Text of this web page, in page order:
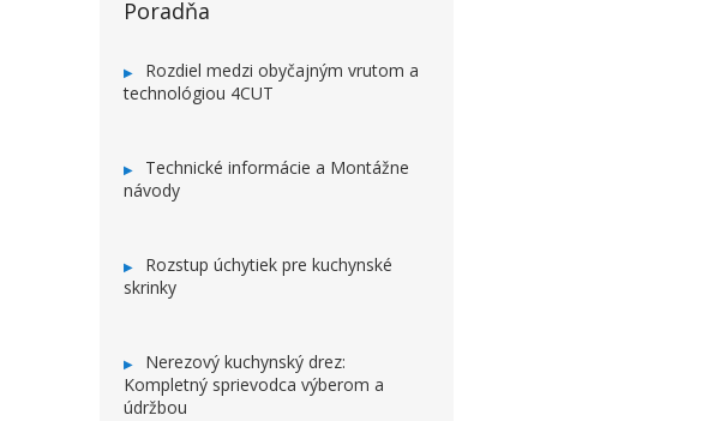
Poradňa
Rozdiel medzi obyčajným vrutom a
technológiou 4CUT
Technické informácie a Montážne
návody
Rozstup úchytiek pre kuchynské
skrinky
Nerezový kuchynský drez:
Kompletný sprievodca výberom a
údržbou